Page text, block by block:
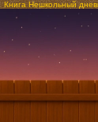
Книга Нешкольный